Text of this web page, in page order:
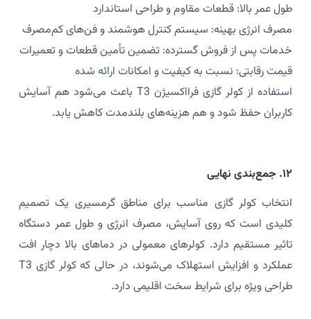
طول عمر بالا: قطعات مقاوم و طراحی استاندارد
مصرف انرژی بهینه: سیستم کنترل هوشمند و فن‌های کم‌مصرف
خدمات پس از فروش گسترده: تضمین تأمین قطعات و تعمیرات
قیمت رقابتی: نسبت به کیفیت و امکانات ارائه شده
استفاده از کولر گازی فرااکسیژن T3 باعث می‌شود هم آسایش
کاربران حفظ شود و هم هزینه‌های بلندمدت کاهش یابد.
۱۲. جمع‌بندی نهایی
انتخاب کولر گازی مناسب برای مناطق گرمسیری یک تصمیم
کلیدی است که روی آسایش، مصرف انرژی و طول عمر دستگاه
تاثیر مستقیم دارد. کولرهای معمولی در دماهای بالا دچار افت
عملکرد و افزایش استهلاک می‌شوند، در حالی که کولر گازی T3
طراحی ویژه برای شرایط سخت اقلیمی دارد.